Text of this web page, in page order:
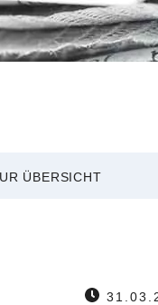
ÜBERSICHT